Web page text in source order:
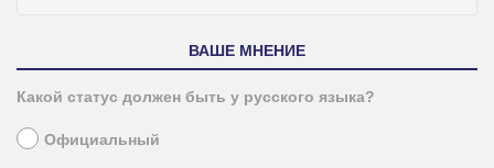
ВАШЕ МНЕНИЕ
Какой статус должен быть у русского языка?
Официальный